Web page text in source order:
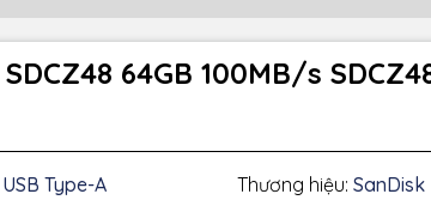
64GB 100MB/s
USB Type-A Thương hiệu: SanDisk